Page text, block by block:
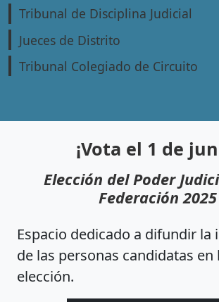
Tribunal de Disciplina Judicial
Jueces de Distrito
Tribunal Colegiado de Circuito
¡Vota el 1 de
Elección del Poder
Federación 2025
Espacio dedicado a difundir la
de las personas candidatas
elección.